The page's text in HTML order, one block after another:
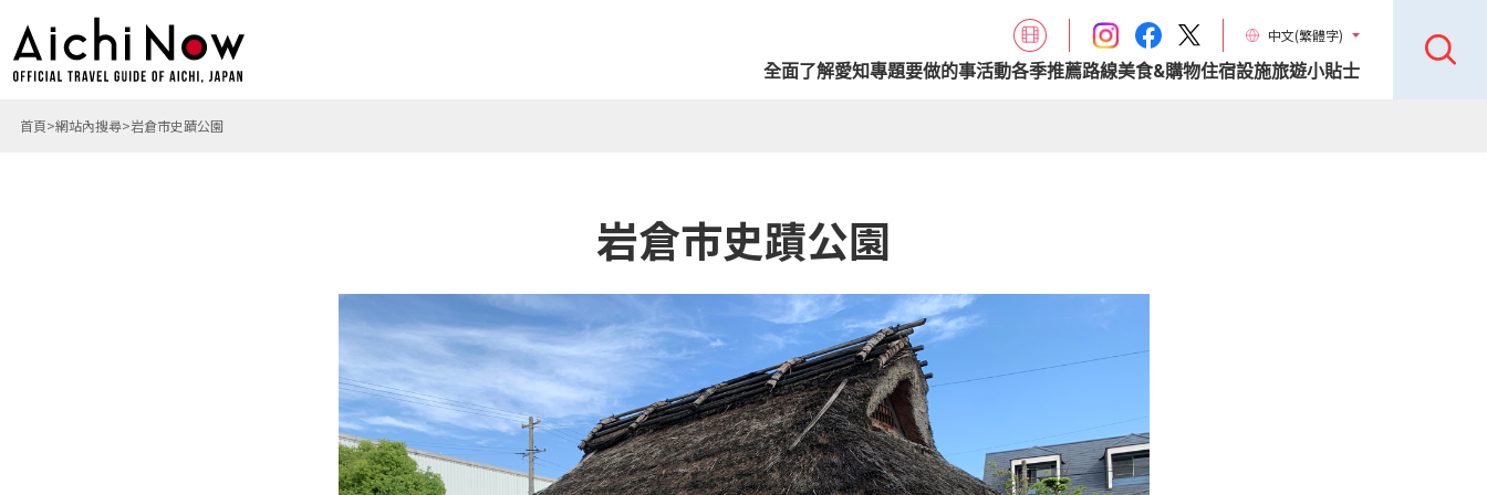
中文(繁體字)
全面了解愛知專題要做的事活動各季推薦路線美食&購物住宿設施旅遊小貼士
首頁 網站內搜尋 岩倉市史蹟公園
岩倉市史蹟公園